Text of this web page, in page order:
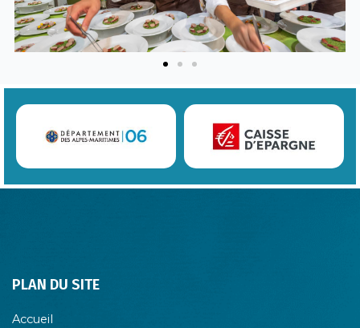
PLAN DU SITE
Accueil